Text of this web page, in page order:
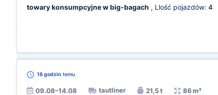
towary konsumpcyjne w big-bagach , Llość pojazdów: 4
18 godzin temu
09.08–14.08 tautliner 21,5 t 86 m³